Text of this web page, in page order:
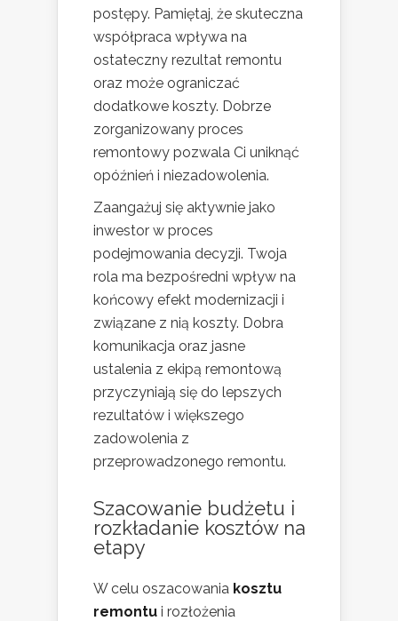
postępy. Pamiętaj, że skuteczna
współpraca wpływa na
ostateczny rezultat remontu
oraz może ograniczać
dodatkowe koszty. Dobrze
zorganizowany proces
remontowy pozwala Ci uniknąć
opóźnień i niezadowolenia.
Zaangażuj się aktywnie jako
inwestor w proces
podejmowania decyzji. Twoja
rola ma bezpośredni wpływ na
końcowy efekt modernizacji i
związane z nią koszty. Dobra
komunikacja oraz jasne
ustalenia z ekipą remontową
przyczyniają się do lepszych
rezultatów i większego
zadowolenia z
przeprowadzonego remontu.
Szacowanie budżetu i
rozkładanie kosztów na
etapy
W celu oszacowania kosztu
remontu i rozłożenia